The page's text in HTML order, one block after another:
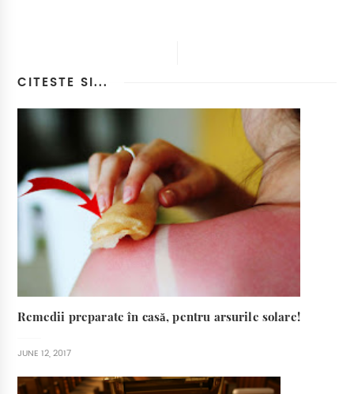
CITESTE SI...
Remedii preparate în casă, pentru arsurile solare!
JUNE 12, 2017